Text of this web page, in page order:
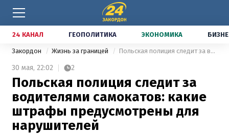
24 КАНАЛ ГЕОПОЛИТИКА ЭКОНОМИКА
Закордон Жизнь за границей Польская полиция следит за водителями самокатов: какие штрафы предусмотрены для нарушителей
30 мая, 22:02 2
Польская полиция следит за
водителями самокатов: какие
штрафы предусмотрены для
нарушителей